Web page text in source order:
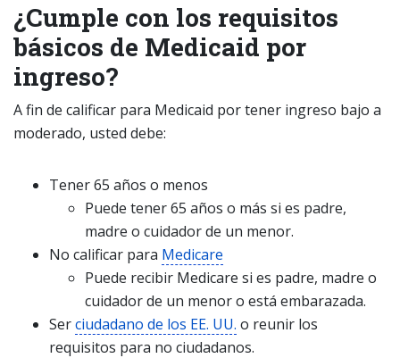
¿Cumple con los requisitos
básicos de Medicaid por
ingreso?
A fin de calificar para Medicaid por tener ingreso bajo a
moderado, usted debe:
Tener 65 años o menos
Puede tener 65 años o más si es padre,
madre o cuidador de un menor.
No calificar para Medicare
Puede recibir Medicare si es padre, madre o
cuidador de un menor o está embarazada.
Serciudadano de los EE. UU. o reunir los
requisitos para no ciudadanos.